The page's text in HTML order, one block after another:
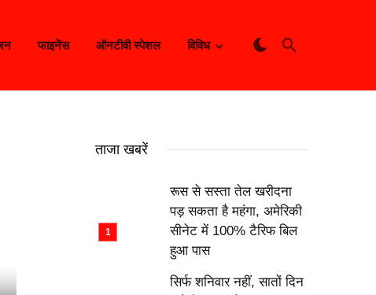
फाइनेंस ऑनटीवी स्पेशल विविध
ताजा खबरें
रूस से सस्ता तेल खरीदना
पड़ सकता है महंगा, अमेरिकी
सीनेट में 100% टैरिफ बिल
हुआ पास
सिर्फ शनिवार नहीं, सातों दिन